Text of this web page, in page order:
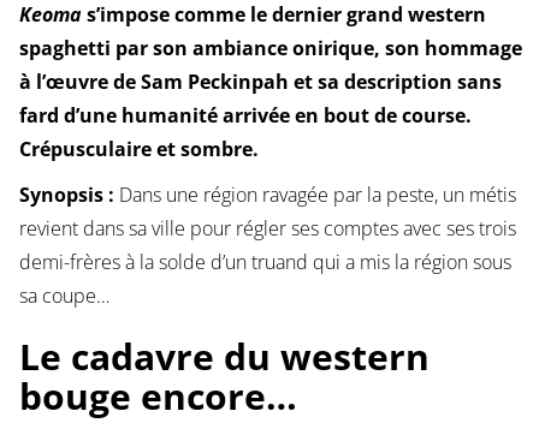
Keomas’impose comme le dernier grand western
spaghetti par son ambiance onirique, son hommage
à l’œuvre de Sam Peckinpah et sa description sans
fard d’une humanité arrivée en bout de course.
Crépusculaire et sombre.
Synopsis : Dans une région ravagée par la peste, un métis
revient dans sa ville pour régler ses comptes avec ses trois
demi-frères à la solde d’un truand qui a mis la région sous
sa coupe…
Le cadavre du western
bouge encore…